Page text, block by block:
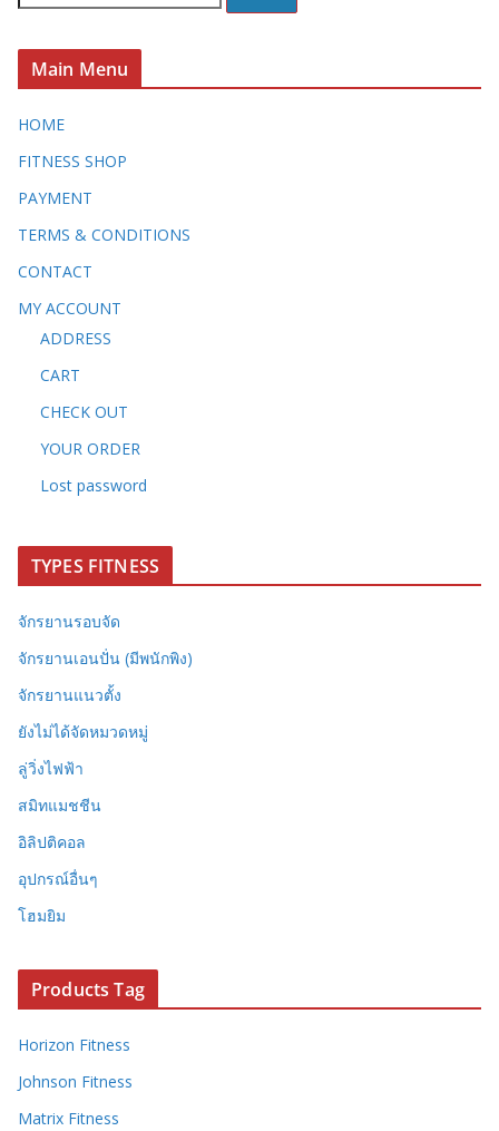
น
:
Main Menu
HOME
FITNESS SHOP
PAYMENT
TERMS & CONDITIONS
CONTACT
MY ACCOUNT
ADDRESS
CART
CHECK OUT
YOUR ORDER
Lost password
TYPES FITNESS
จักรยานรอบจัด
จักรยานเอนปั่น (มีพนักพิง)
จักรยานแนวตั้ง
ยังไม่ได้จัดหมวดหมู่
ลู่วิ่งไฟฟ้า
สมิทแมชชีน
อิลิปติคอล
อุปกรณ์อื่นๆ
โฮมยิม
Products Tag
Horizon Fitness
Johnson Fitness
Matrix Fitness